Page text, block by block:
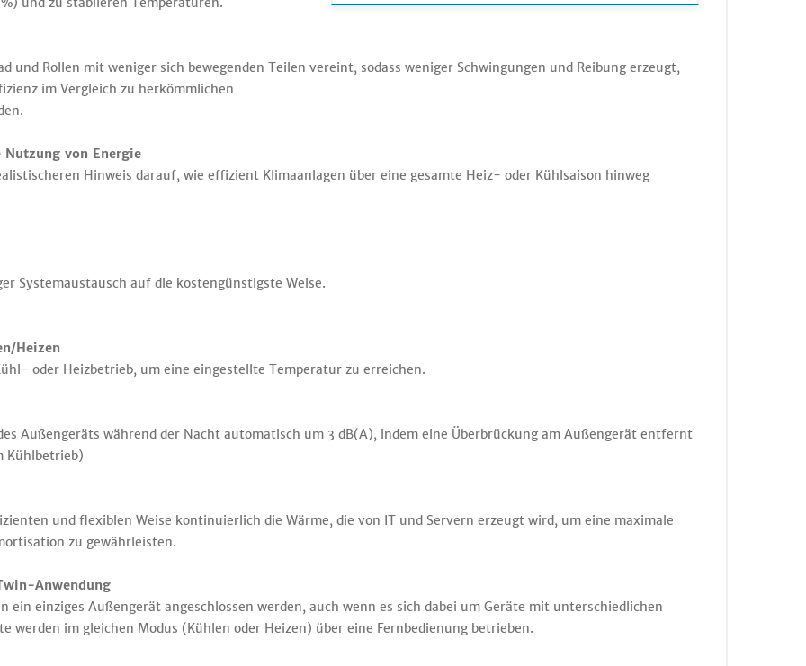
und Rollen mit weniger sich bewegenden Teilen vereint, sodass weniger Schwingungen und Reibung erzeugt,
im Vergleich zu herkömmlichen
von Energie
Hinweis darauf, wie effizient Klimaanlagen über eine gesamte Heiz- oder Kühlsaison hinweg
Systemaustausch auf die kostengünstigste Weise.
Heizen
oder Heizbetrieb, um eine eingestellte Temperatur zu erreichen.
Außengeräts während der Nacht automatisch um 3 dB(A), indem eine Überbrückung am Außengerät entfernt
Kühlbetrieb)
und flexiblen Weise kontinuierlich die Wärme, die von IT und Servern erzeugt wird, um eine maximale
zu gewährleisten.
Anwendung
ein einziges Außengerät angeschlossen werden, auch wenn es sich dabei um Geräte mit unterschiedlichen
werden im gleichen Modus (Kühlen oder Heizen) über eine Fernbedienung betrieben.